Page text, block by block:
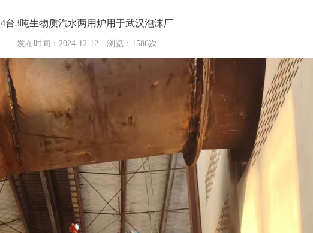
4台3吨生物质汽水两用炉用于武汉泡沫厂
发布时间：2024-12-12 浏览：1586次